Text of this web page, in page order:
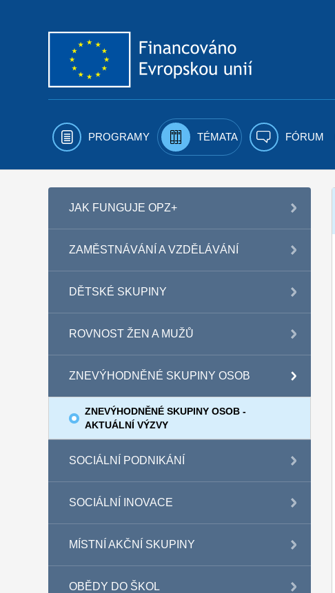
PROGRAMY TÉMATA FÓRUM
JAK FUNGUJE OPZ+
ZAMĚSTNÁVÁNÍ A VZDĚLÁVÁNÍ
DĚTSKÉ SKUPINY
ROVNOST ŽEN A MUŽŮ
ZNEVÝHODNĚNÉ SKUPINY OSOB
ZNEVÝHODNĚNÉ SKUPINY OSOB -
AKTUÁLNÍ VÝZVY
SOCIÁLNÍ PODNIKÁNÍ
SOCIÁLNÍ INOVACE
MÍSTNÍ AKČNÍ SKUPINY
OBĚDY DO ŠKOL